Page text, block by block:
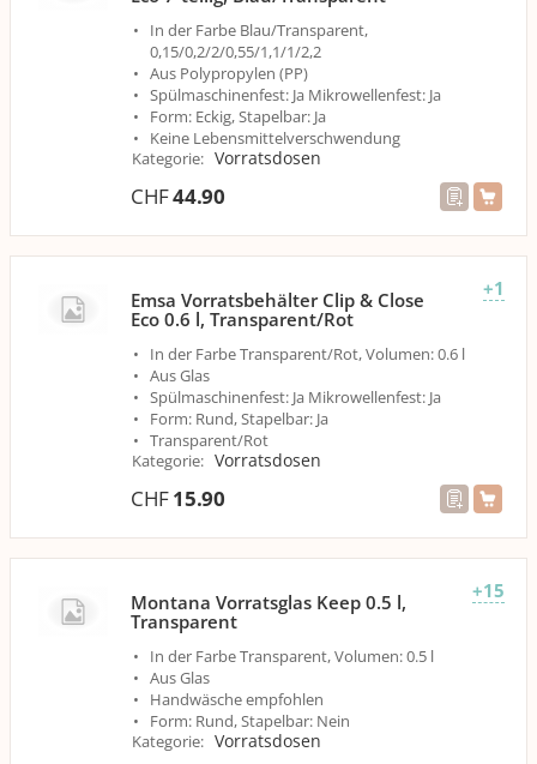
In der Farbe Blau/Transparent,
0,15/0,2/2/0,55/1,1/1/2,2
Aus Polypropylen (PP)
Spülmaschinenfest: Ja Mikrowellenfest: Ja
Form: Eckig, Stapelbar: Ja
Keine Lebensmittelverschwendung
Kategorie: Vorratsdosen
CHF44.90
+1
Emsa Vorratsbehälter Clip & Close
Eco 0.6 l, Transparent/Rot
In der Farbe Transparent/Rot, Volumen: 0.6 l
Aus Glas
Spülmaschinenfest: Ja Mikrowellenfest: Ja
Form: Rund, Stapelbar: Ja
Transparent/Rot
Kategorie: Vorratsdosen
CHF15.90
+15
Montana Vorratsglas Keep 0.5 l,
Transparent
In der Farbe Transparent, Volumen: 0.5 l
Aus Glas
Handwäsche empfohlen
Form: Rund, Stapelbar: Nein
Kategorie: Vorratsdosen